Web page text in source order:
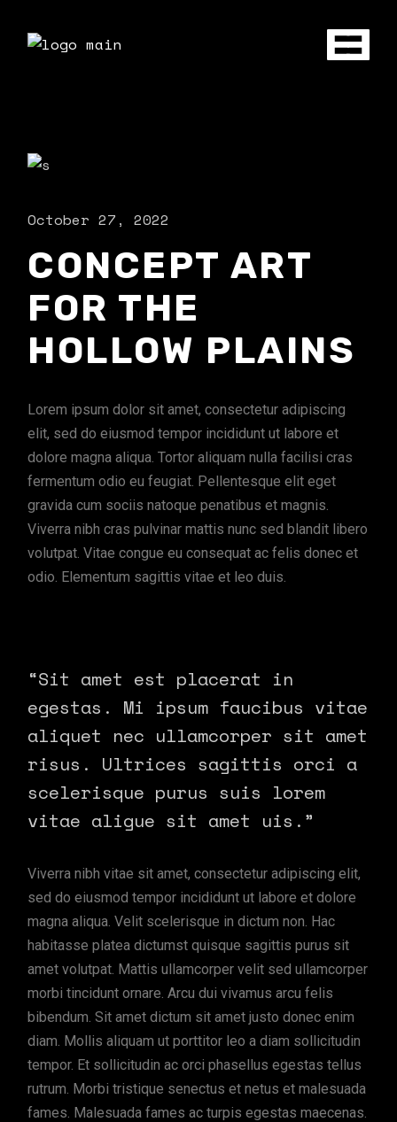
October 27, 2022
CONCEPT ART
FOR THE
HOLLOW PLAINS
Lorem ipsum dolor sit amet, consectetur adipiscing
elit, sed do eiusmod tempor incididunt ut labore et
dolore magna aliqua. Tortor aliquam nulla facilisi cras
fermentum odio eu feugiat. Pellentesque elit eget
gravida cum sociis natoque penatibus et magnis.
Viverra nibh cras pulvinar mattis nunc sed blandit libero
volutpat. Vitae congue eu consequat ac felis donec et
odio. Elementum sagittis vitae et leo duis.
“Sit amet est placerat in
egestas. Mi ipsum faucibus vitae
aliquet nec ullamcorper sit amet
risus. Ultrices sagittis orci a
scelerisque purus suis lorem
vitae aligue sit amet uis.”
Viverra nibh vitae sit amet, consectetur adipiscing elit,
sed do eiusmod tempor incididunt ut labore et dolore
magna aliqua. Velit scelerisque in dictum non. Hac
habitasse platea dictumst quisque sagittis purus sit
amet volutpat. Mattis ullamcorper velit sed ullamcorper
morbi tincidunt ornare. Arcu dui vivamus arcu felis
bibendum. Sit amet dictum sit amet justo donec enim
diam. Mollis aliquam ut porttitor leo a diam sollicitudin
tempor. Et sollicitudin ac orci phasellus egestas tellus
rutrum. Morbi tristique senectus et netus et malesuada
fames. Malesuada fames ac turpis egestas maecenas.